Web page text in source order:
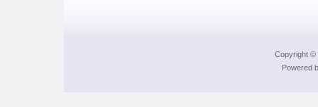
Copyright ©
Powered